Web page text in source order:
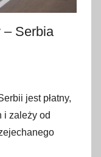
– Serbia
jest płatny,
i zależy od